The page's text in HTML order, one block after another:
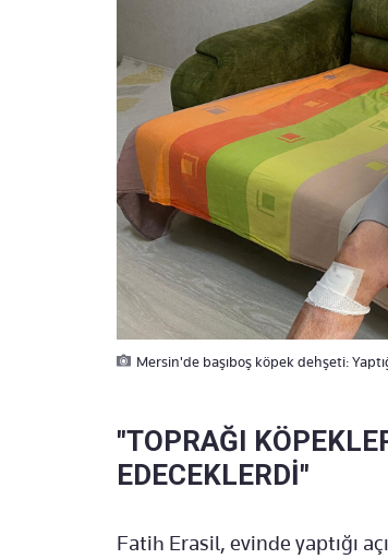
Mersin'de başıboş köpek dehşeti:
"TOPRAĞI
EDECEKLERDİ"
Fatih Erasil, evinde yaptığı